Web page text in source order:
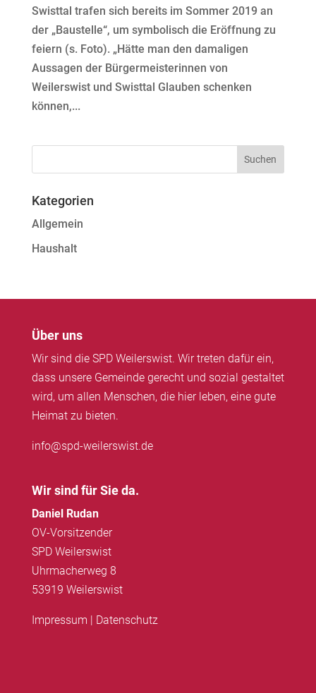
Swisttal trafen sich bereits im Sommer 2019 an
der „Baustelle“, um symbolisch die Eröffnung zu
feiern (s. Foto). „Hätte man den damaligen
Aussagen der Bürgermeisterinnen von
Weilerswist und Swisttal Glauben schenken
können,...
Kategorien
Allgemein
Haushalt
Über uns
Wir sind die SPD Weilerswist. Wir treten dafür ein,
dass unsere Gemeinde gerecht und sozial gestaltet
wird, um allen Menschen, die hier leben, eine gute
Heimat zu bieten.
info@spd-weilerswist.de
Wir sind für Sie da.
Daniel Rudan
OV-Vorsitzender
SPD Weilerswist
Uhrmacherweg 8
53919 Weilerswist
Impressum Datenschutz